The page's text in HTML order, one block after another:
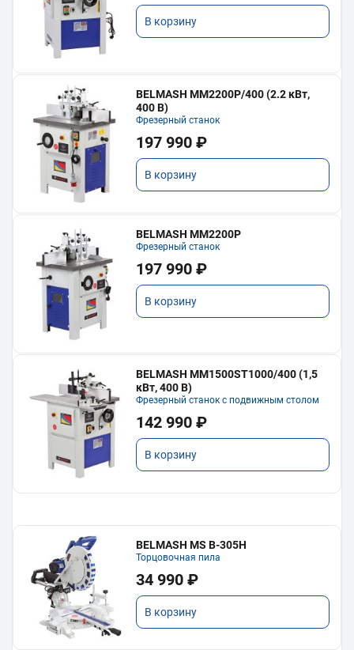
В корзину
BELMASH MM2200P/400 (2.2 кВт,
400 В)
Фрезерный станок
197 990 ₽
В корзину
BELMASH MM2200P
Фрезерный станок
197 990 ₽
В корзину
BELMASH MM1500ST1000/400 (1,5
кВт, 400 В)
Фрезерный станок с подвижным столом
142 990 ₽
В корзину
BELMASH MS B-305H
Торцовочная пила
34 990 ₽
В корзину